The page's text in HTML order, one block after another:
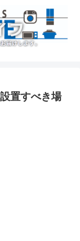
置すべき場